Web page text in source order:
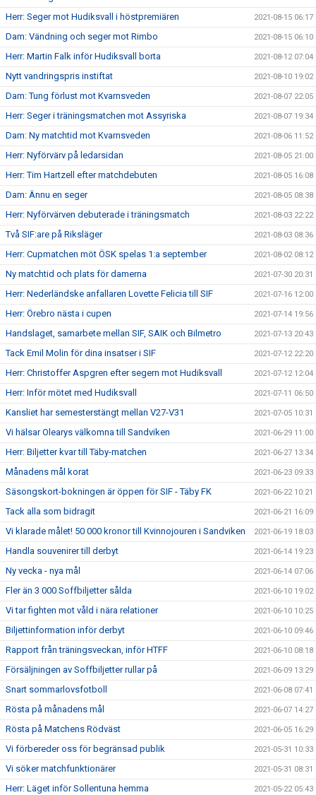
Herr: Seger mot Hudiksvall i höstpremiären 2021-08-15 06:17
Dam: Vändning och seger mot Rimbo 2021-08-15 06:10
Herr: Martin Falk inför Hudiksvall borta 2021-08-12 07:04
Nytt vandringspris instiftat 2021-08-10 19:02
Dam: Tung förlust mot Kvarnsveden 2021-08-07 22:05
Herr: Seger i träningsmatchen mot Assyriska 2021-08-07 19:34
Dam: Ny matchtid mot Kvarnsveden 2021-08-06 11:52
Herr: Nyförvärv på ledarsidan 2021-08-05 21:00
Herr: Tim Hartzell efter matchdebuten 2021-08-05 16:08
Dam: Ännu en seger 2021-08-05 08:38
Herr: Nyförvärven debuterade i träningsmatch 2021-08-03 22:22
Två SIF:are på Riksläger 2021-08-03 08:36
Herr: Cupmatchen möt ÖSK spelas 1:a september 2021-08-02 08:12
Ny matchtid och plats för damerna 2021-07-30 20:31
Herr: Nederländske anfallaren Lovette Felicia till SIF 2021-07-16 12:00
Herr: Örebro nästa i cupen 2021-07-14 19:56
Handslaget, samarbete mellan SIF, SAIK och Bilmetro 2021-07-13 20:43
Tack Emil Molin för dina insatser i SIF 2021-07-12 22:20
Herr: Christoffer Aspgren efter segern mot Hudiksvall 2021-07-12 12:04
Herr: Inför mötet med Hudiksvall 2021-07-11 06:50
Kansliet har semesterstängt mellan V27-V31 2021-07-05 10:31
Vi hälsar Olearys välkomna till Sandviken 2021-06-29 11:00
Herr: Biljetter kvar till Täby-matchen 2021-06-27 13:34
Månadens mål korat 2021-06-23 09:33
Säsongskort-bokningen är öppen för SIF - Täby FK 2021-06-22 10:21
Tack alla som bidragit 2021-06-21 16:09
Vi klarade målet! 50 000 kronor till Kvinnojouren i Sandviken 2021-06-19 18:03
Handla souvenirer till derbyt 2021-06-14 19:23
Ny vecka - nya mål 2021-06-14 07:06
Fler än 3 000 Soffbiljetter sålda 2021-06-10 19:02
Vi tar fighten mot våld i nära relationer 2021-06-10 10:25
Biljettinformation inför derbyt 2021-06-10 09:46
Rapport från träningsveckan, inför HTFF 2021-06-10 08:18
Försäljningen av Soffbiljetter rullar på 2021-06-09 13:29
Snart sommarlovsfotboll 2021-06-08 07:41
Rösta på månadens mål 2021-06-07 14:27
Rösta på Matchens Rödväst 2021-06-05 16:29
Vi förbereder oss för begränsad publik 2021-05-31 10:33
Vi söker matchfunktionärer 2021-05-31 08:31
Herr: Läget inför Sollentuna hemma 2021-05-22 05:43